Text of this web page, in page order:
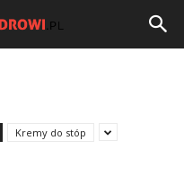
Kremy do stóp